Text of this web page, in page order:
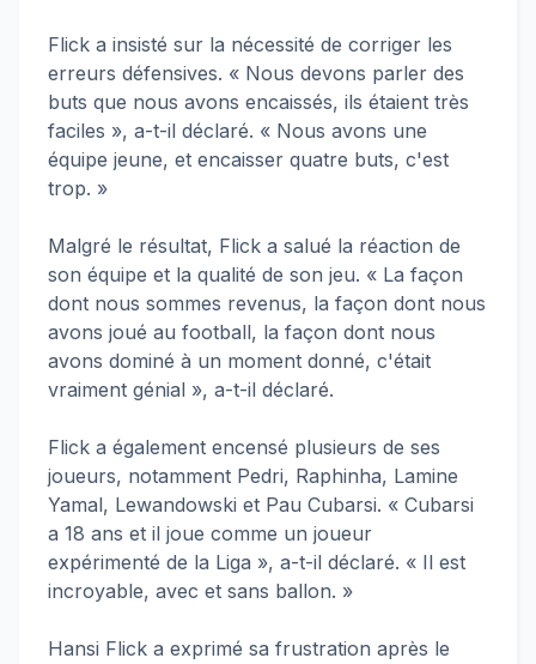
Flick a insisté sur la nécessité de corriger les
erreurs défensives. « Nous devons parler des
buts que nous avons encaissés, ils étaient très
faciles », a-t-il déclaré. « Nous avons une
équipe jeune, et encaisser quatre buts, c'est
trop. »
Malgré le résultat, Flick a salué la réaction de
son équipe et la qualité de son jeu. « La façon
dont nous sommes revenus, la façon dont nous
avons joué au football, la façon dont nous
avons dominé à un moment donné, c'était
vraiment génial », a-t-il déclaré.
Flick a également encensé plusieurs de ses
joueurs, notamment Pedri, Raphinha, Lamine
Yamal, Lewandowski et Pau Cubarsi. « Cubarsi
a 18 ans et il joue comme un joueur
expérimenté de la Liga », a-t-il déclaré. « Il est
incroyable, avec et sans ballon. »
Hansi Flick a exprimé sa frustration après le